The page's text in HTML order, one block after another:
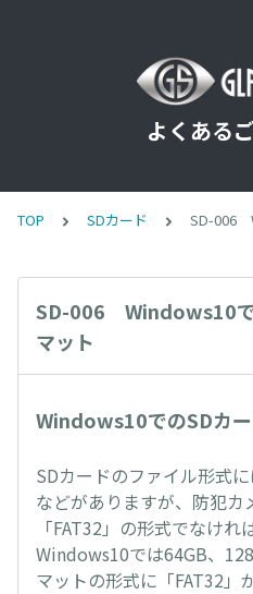
よくある
TOP SDカード SD-006
SD-006 Windows10で
マット
Windows10でのSDカ
SDカードのファイル形式
などがありますが、防犯カ
「FAT32」の形式でなけれ
Windows10では64GB、
マットの形式に「FAT32」